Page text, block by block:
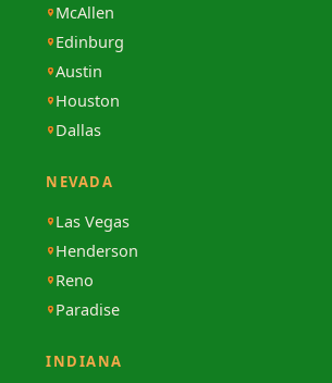
McAllen
Edinburg
Austin
Houston
Dallas
NEVADA
Las Vegas
Henderson
Reno
Paradise
INDIANA